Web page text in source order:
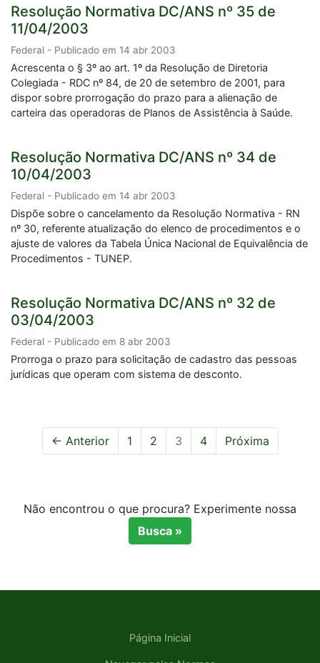
Resolução Normativa DC/ANS nº 35 de
11/04/2003
Federal - Publicado em 14 abr 2003
Acrescenta o § 3º ao art. 1º da Resolução de Diretoria
Colegiada - RDC nº 84, de 20 de setembro de 2001, para
dispor sobre prorrogação do prazo para a alienação de
carteira das operadoras de Planos de Assistência à Saúde.
Resolução Normativa DC/ANS nº 34 de
10/04/2003
Federal - Publicado em 14 abr 2003
Dispõe sobre o cancelamento da Resolução Normativa - RN
nº 30, referente atualização do elenco de procedimentos e o
ajuste de valores da Tabela Única Nacional de Equivalência de
Procedimentos - TUNEP.
Resolução Normativa DC/ANS nº 32 de
03/04/2003
Federal - Publicado em 8 abr 2003
Prorroga o prazo para solicitação de cadastro das pessoas
jurídicas que operam com sistema de desconto.
← Anterior 1 2 3 4 Próxima
Não encontrou o que procura? Experimente nossa
Busca »
Página Inicial